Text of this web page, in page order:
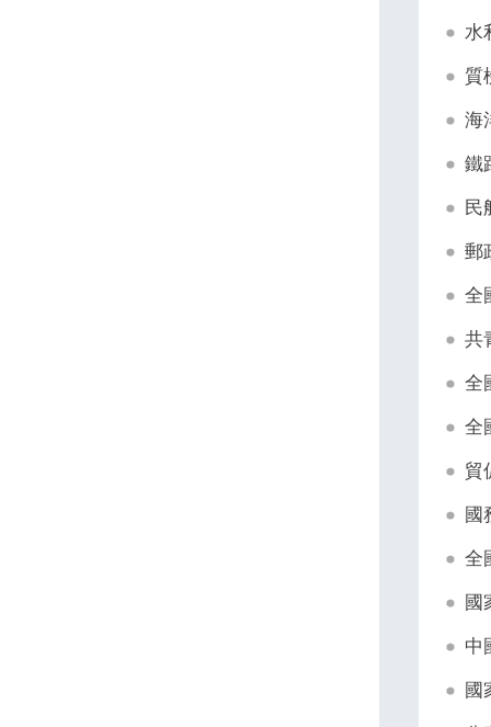
水
質
海
鐵
民
郵
全
共
全
全
貿
國
全
國
中
國